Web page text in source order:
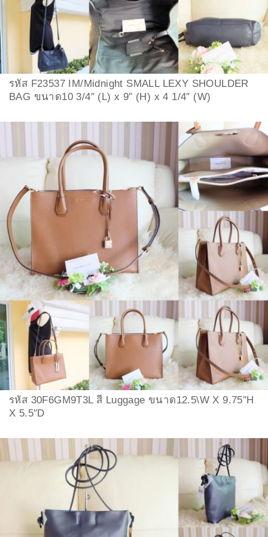
รหัส F23537 IM/Midnight SMALL LEXY SHOULDER
BAG ขนาด10 3/4″ (L) x 9″ (H) x 4 1/4″ (W)
รหัส 30F6GM9T3L สี Luggage ขนาด12.5\W X 9.75″H
X 5.5″D